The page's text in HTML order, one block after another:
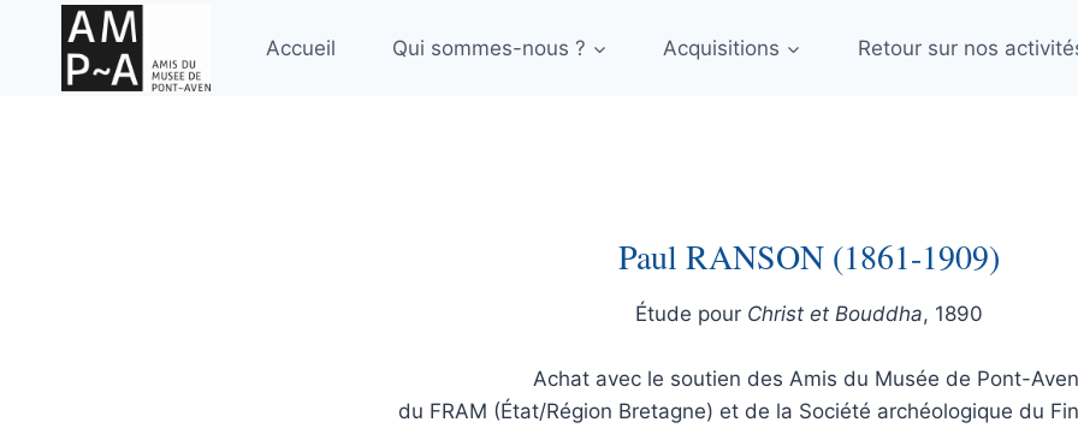
contenu
Accueil Qui sommes-nous ? Acquisitions Retour sur nos
Paul RANSON (1861-1909)
Étude pourChrist et Bouddha, 1890
Achat avec le soutien des Amis du Musée de Pont-
du FRAM (État/Région Bretagne) et de la Société archéologique du